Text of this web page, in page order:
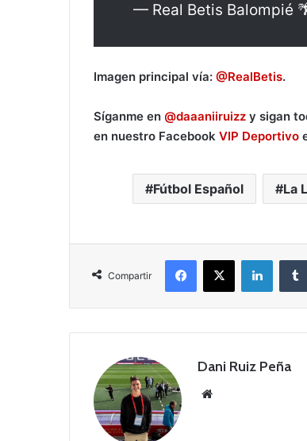
— Real Betis Balompié
Imagen principal vía: @RealBetis.
Síganme en@daaaniiruizz y sigan
en nuestro Facebook VIP Deportivo
Fútbol Español La
Compartir
Dani Ruiz Peña